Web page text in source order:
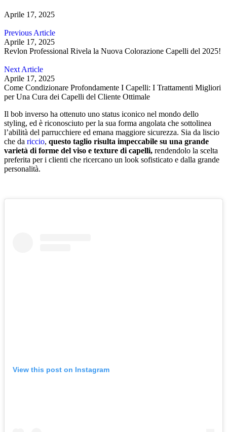
Aprile 17, 2025
Previous Article
Aprile 17, 2025
Revlon Professional Rivela la Nuova Colorazione Capelli del 2025!
Next Article
Aprile 17, 2025
Come Condizionare Profondamente I Capelli: I Trattamenti Migliori
per Una Cura dei Capelli del Cliente Ottimale
Il bob inverso ha ottenuto uno status iconico nel mondo dello
styling, ed è riconosciuto per la sua forma angolata che sottolinea
l’abilità del parrucchiere ed emana maggiore sicurezza. Sia da liscio
che da riccio, questo taglio risulta impeccabile su una grande
varietà di forme del viso e texture di capelli, rendendolo la scelta
preferita per i clienti che ricercano un look sofisticato e dalla grande
personalità.
View this post on Instagram